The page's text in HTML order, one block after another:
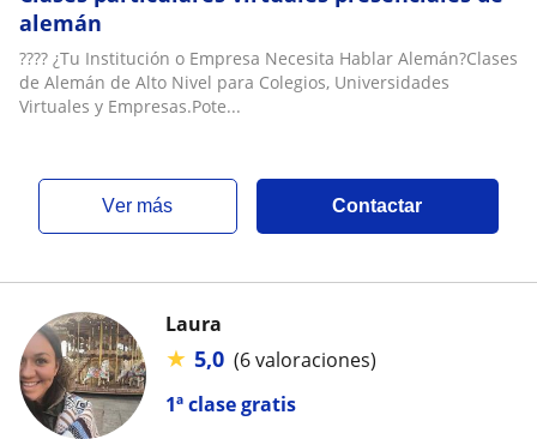
alemán
???? ¿Tu Institución o Empresa Necesita Hablar Alemán?Clases
de Alemán de Alto Nivel para Colegios, Universidades
Virtuales y Empresas.Pote...
ver más Contactar
1ª clase gratis
Laura
★ 5,0 (6 valoraciones)